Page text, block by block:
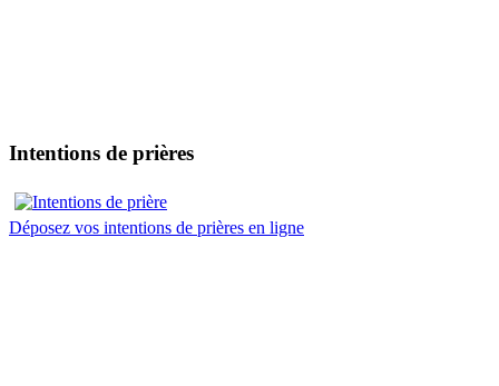
Intentions de prières
Déposez vos intentions de prières en ligne